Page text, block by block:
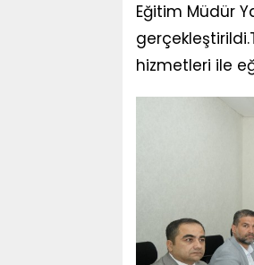
Eğitim Müdür
hizmetleri ile